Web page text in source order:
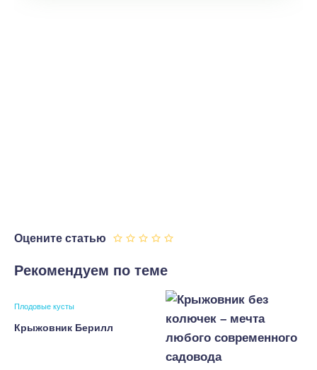
Оцените статью
Рекомендуем по теме
Плодовые кусты
Крыжовник Берилл